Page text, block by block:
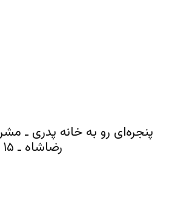
پنجره‌ای رو به خانه پدری ـ
رضاشاه ـ ۱۵ امرداد / ۶ آگوست